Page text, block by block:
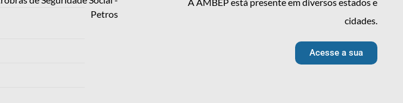
Petros
A AMBEP está presente em diversos estados e
cidades.
Acesse a sua